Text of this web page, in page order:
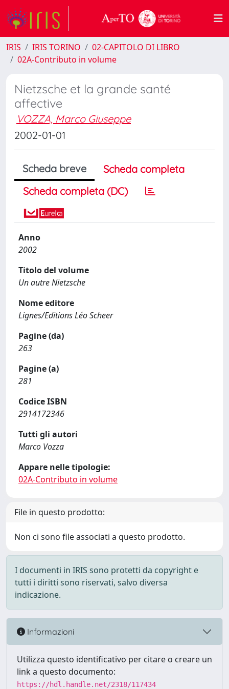
IRIS IRIS TORINO
02-CAPITOLO DI LIBRO
02A-Contributo in volume
Nietzsche et la grande santé
affective
VOZZA, Marco Giuseppe
2002-01-01
Scheda breve
Scheda completa
Scheda completa (DC)
Anno
2002
Titolo del volume
Un autre Nietzsche
Nome editore
Lignes/Editions Léo Scheer
Pagine (da)
263
Pagine (a)
281
Codice ISBN
2914172346
Tutti gli autori
Marco Vozza
Appare nelle tipologie:
02A-Contributo in volume
File in questo prodotto:
Non ci sono file associati a questo prodotto.
I documenti in IRIS sono protetti da copyright e
tutti i diritti sono riservati, salvo diversa
indicazione.
Informazioni
Utilizza questo identificativo per citare o creare un
link a questo documento:
https://hdl.handle.net/2318/117434